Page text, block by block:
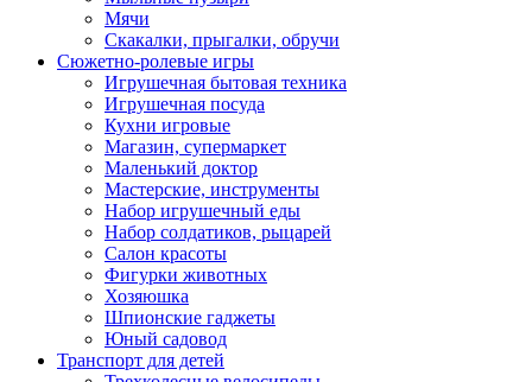
Мячи
Скакалки, прыгалки, обручи
Сюжетно-ролевые игры
Игрушечная бытовая техника
Игрушечная посуда
Кухни игровые
Магазин, супермаркет
Маленький доктор
Мастерские, инструменты
Набор игрушечный еды
Набор солдатиков, рыцарей
Салон красоты
Фигурки животных
Хозяюшка
Шпионские гаджеты
Юный садовод
Транспорт для детей